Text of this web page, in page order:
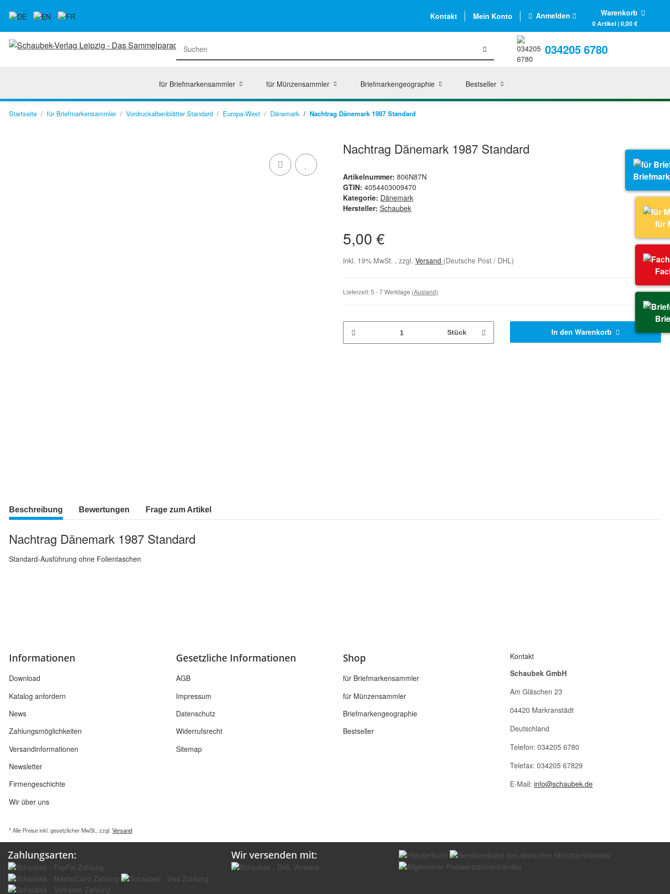
Kontakt Mein Konto Anmelden Warenkorb
0 Artikel | 0,00 €
034205 6780
für Briefmarkensammler für Münzensammler Briefmarkengeographie Bestseller
Startseite für Briefmarkensammler Vordruckalbenblätter Standard Europa-West Dänemark Nachtrag Dänemark 1987 Standard
Nachtrag Dänemark 1987 Standard
Artikelnummer: 806N87N
GTIN: 4054403009470
Kategorie: Dänemark
Hersteller: Schaubek
5,00 €
inkl. 19% MwSt. , zzgl. Versand (Deutsche Post / DHL)
Lieferzeit:5 - 7 Werktage (Ausland)
Stück In den Warenkorb
Beschreibung Bewertungen Frage zum Artikel
Nachtrag Dänemark 1987 Standard
Standard-Ausführung ohne Folientaschen
Informationen
Download
Katalog anfordern
News
Zahlungsmöglichkeiten
Versandinformationen
Newsletter
Firmengeschichte
Wir über uns
Gesetzliche Informationen
AGB
Impressum
Datenschutz
Widerrufsrecht
Sitemap
Shop
für Briefmarkensammler
für Münzensammler
Briefmarkengeographie
Bestseller
Kontakt
Schaubek GmbH
Am Gläschen 23
04420 Markranstädt
Deutschland
Telefon: 034205 6780
Telefax: 034205 67829
E-Mail: info@schaubek.de
* Alle Preise inkl. gesetzlicher MwSt., zzgl. Versand
Zahlungsarten: Wir versenden mit:
für